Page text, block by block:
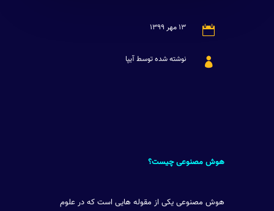
 ۱۳ مهر ۱۳۹۹
 نوشته شده توسط آیپا
هوش مصنوعی چیست؟
هوش مصنوعی یکی از مقوله هایی است که در علوم